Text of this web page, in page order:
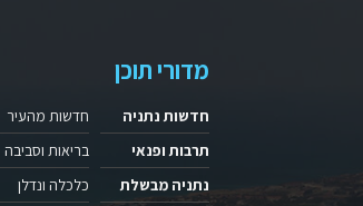
מדורי תוכן
חדשות נתניה
תרבות ופנאי
נתניה מבשלת
חדשות מהעיר
בריאות וסביבה
כלכלה ונדלן